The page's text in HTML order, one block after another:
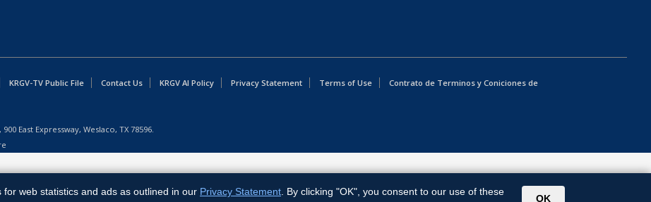
KRGV-TV Public File Contact Us KRGV AI Policy Privacy Statement Terms of Use
Contrato de Terminos y Coniciones de
900 East Expressway, Weslaco, TX 78596.
web statistics and ads as outlined in our Privacy Statement . By clicking "OK", you consent to our use of these
OK